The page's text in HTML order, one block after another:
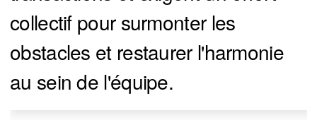
collectif pour surmonter les
obstacles et restaurer l'harmonie
au sein de l'équipe.